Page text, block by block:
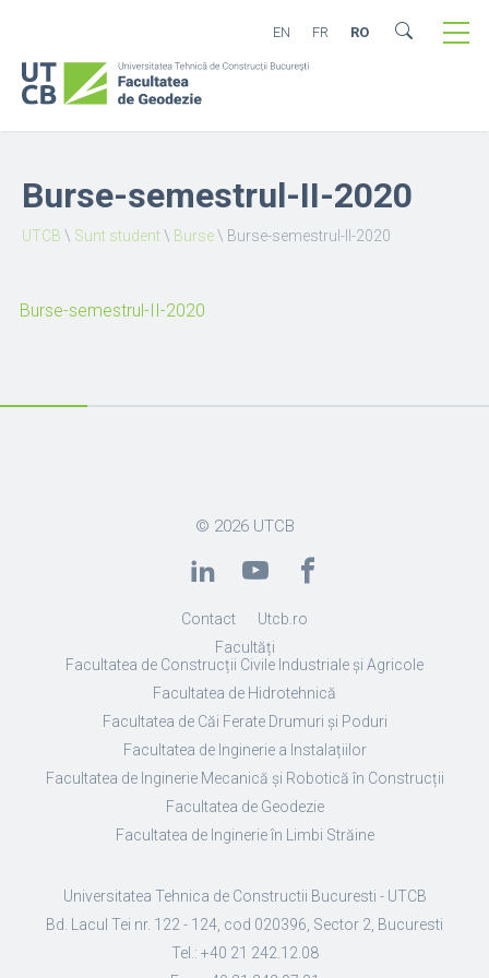
EN FR RO
Burse-semestrul-II-2020
UTCB \ Sunt student\ Burse\ Burse-semestrul-II-2020
Burse-semestrul-II-2020
© 2026 UTCB
Contact
Utcb.ro
Facultăți
Facultatea de Construcții Civile Industriale și Agricole
Facultatea de Hidrotehnică
Facultatea de Căi Ferate Drumuri și Poduri
Facultatea de Inginerie a Instalațiilor
Facultatea de Inginerie Mecanică și Robotică în Construcții
Facultatea de Geodezie
Facultatea de Inginerie în Limbi Străine
Universitatea Tehnica de Constructii Bucuresti - UTCB
Bd. Lacul Tei nr. 122 - 124, cod 020396, Sector 2, Bucuresti
Tel.: +40 21 242.12.08